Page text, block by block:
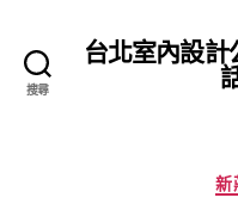
搜尋
台北室內設
新